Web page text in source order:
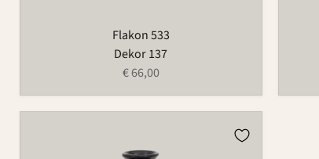
Flakon 533
Dekor 137
€ 66,00